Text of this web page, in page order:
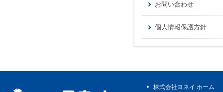
お問い合わせ
個人情報保護方針
株式会社ヨネイ ホーム